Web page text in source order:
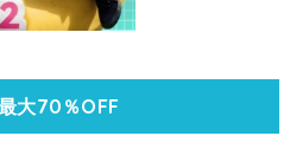
大70％OFF